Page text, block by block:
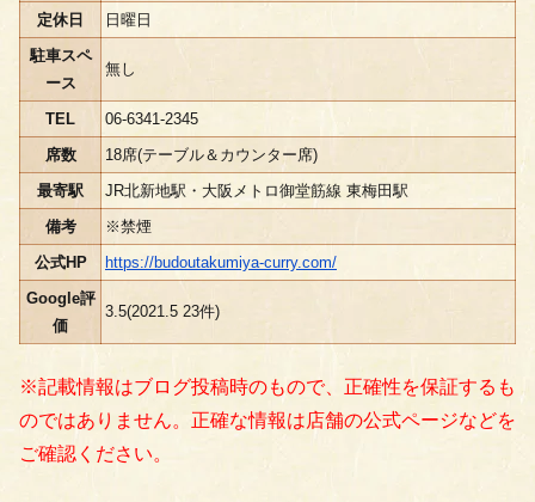
定休日
日曜日
駐車スペ
ース
無し
TEL
06-6341-2345
席数
18席(テーブル＆カウンター席)
最寄駅
JR北新地駅・大阪メトロ御堂筋線 東梅田駅
備考
※禁煙
公式HP
https://budoutakumiya-curry.com/
Google評
価
3.5(2021.5 23件)
※記載情報はブログ投稿時のもので、正確性を保証するも
のではありません。正確な情報は店舗の公式ページなどを
ご確認ください。